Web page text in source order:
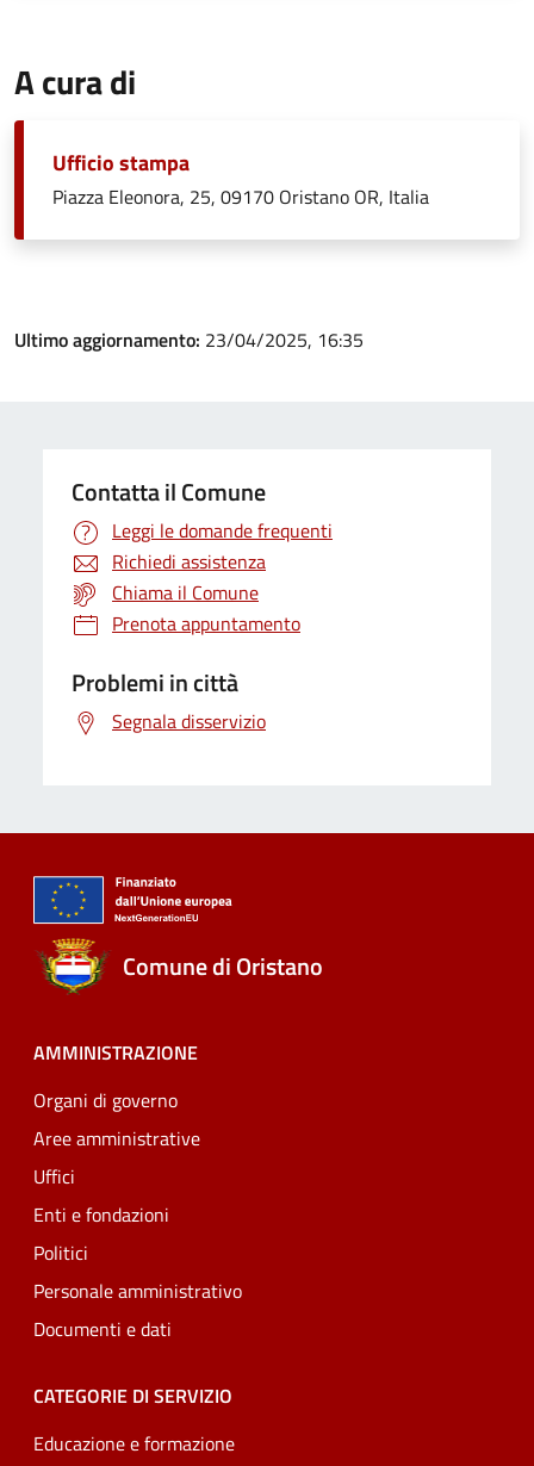
A cura di
Ufficio stampa
Piazza Eleonora, 25, 09170 Oristano OR, Italia
Ultimo aggiornamento: 23/04/2025, 16:35
Contatta il Comune
Leggi le domande frequenti
Richiedi assistenza
Chiama il Comune
Prenota appuntamento
Problemi in città
Segnala disservizio
Comune di Oristano
AMMINISTRAZIONE
Organi di governo
Aree amministrative
Uffici
Enti e fondazioni
Politici
Personale amministrativo
Documenti e dati
CATEGORIE DI SERVIZIO
Educazione e formazione